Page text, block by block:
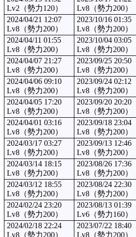
Lv2（勢力120）
Lv8（勢力200）
2024/04/21 12:07
Lv8（勢力200）
2023/10/16 01:35
Lv8（勢力200）
2024/04/11 01:55
Lv8（勢力200）
2023/10/04 03:05
Lv8（勢力200）
2024/04/07 21:27
Lv8（勢力200）
2023/09/25 20:50
Lv8（勢力200）
2024/04/06 09:10
Lv8（勢力200）
2023/09/24 02:12
Lv8（勢力200）
2024/04/05 17:20
Lv8（勢力200）
2023/09/20 20:20
Lv8（勢力200）
2024/04/01 03:16
Lv8（勢力200）
2023/09/18 23:04
Lv8（勢力200）
2024/03/17 03:27
Lv8（勢力200）
2023/09/13 12:46
Lv8（勢力200）
2024/03/14 18:15
Lv8（勢力200）
2023/08/26 17:36
Lv8（勢力200）
2024/03/12 18:55
Lv8（勢力200）
2023/08/24 22:30
Lv8（勢力200）
2024/02/24 23:20
Lv8（勢力200）
2023/08/13 01:39
Lv6（勢力160）
2024/02/18 22:24
Lv8（勢力200）
2023/07/22 18:40
Lv8（勢力200）